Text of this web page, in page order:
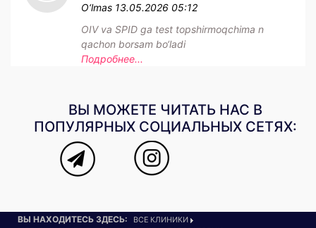
O‘lmas 13.05.2026 05:12
OIV va SPID ga test topshirmoqchima n
qachon borsam bo‘ladi
Подробнее...
ВЫ МОЖЕТЕ ЧИТАТЬ НАС В
ПОПУЛЯРНЫХ СОЦИАЛЬНЫХ СЕТЯХ:
ВЫ НАХОДИТЕСЬ ЗДЕСЬ:
ВСЕ КЛИНИКИ